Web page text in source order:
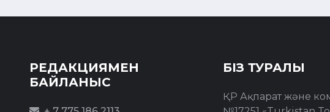
РЕДАКЦИЯМЕН
БАЙЛАНЫС
БІЗ ТУРАЛЫ
ҚР Ақпарат және